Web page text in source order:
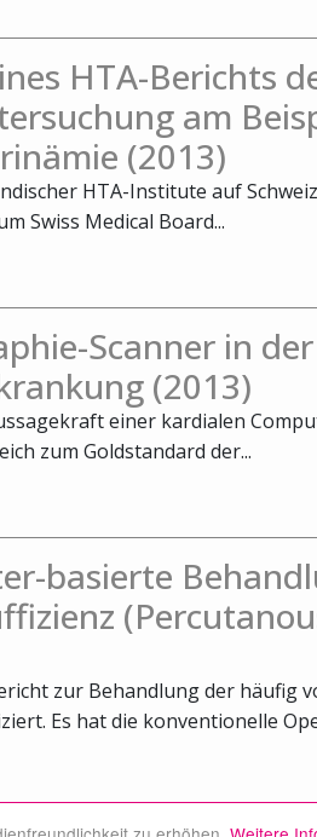
HTA-Berichts
am
(2013)
HTA-Institute auf
Swiss Medical Board...
Scanner in
(2013)
einer kardialen
zum Goldstandard der...
basierte
zur Behandlung der häufig
Es hat die konventionelle